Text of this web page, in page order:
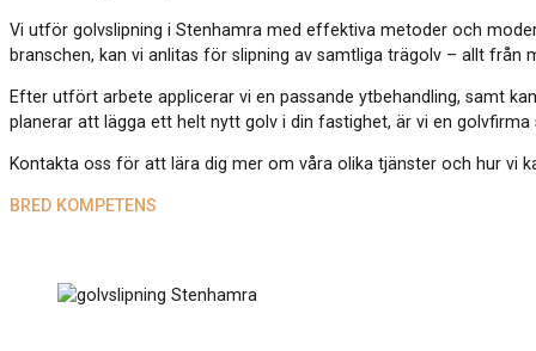
Vi utför golvslipning i Stenhamra med effektiva metoder och
branschen, kan vi anlitas för slipning av samtliga trägolv – allt
Efter utfört arbete applicerar vi en passande ytbehandling, samt
planerar att lägga ett helt nytt golv i din fastighet, är vi en golvfirma
Kontakta oss för att lära dig mer om våra olika tjänster och hur vi
BRED KOMPETENS